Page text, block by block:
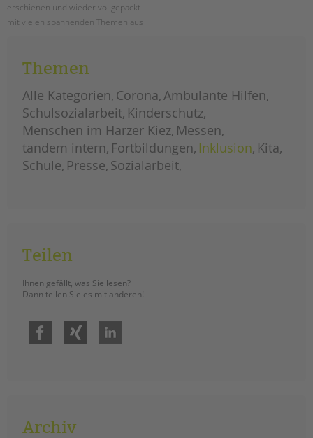
erschienen und wieder vollgepackt
mit vielen spannenden Themen aus
zum kostenlosen Download!
weiterlesendas
tandem
magazin
2022
ist
da!
Themen
Alle Kategorien Corona Ambulante Hilfen
Schulsozialarbeit Kinderschutz
Menschen im Harzer Kiez Messen
tandem intern Fortbildungen Inklusion Kita
Schule Presse Sozialarbeit
Teilen
Ihnen gefällt, was Sie lesen?
Dann teilen Sie es mit anderen!
Facebook
Archiv